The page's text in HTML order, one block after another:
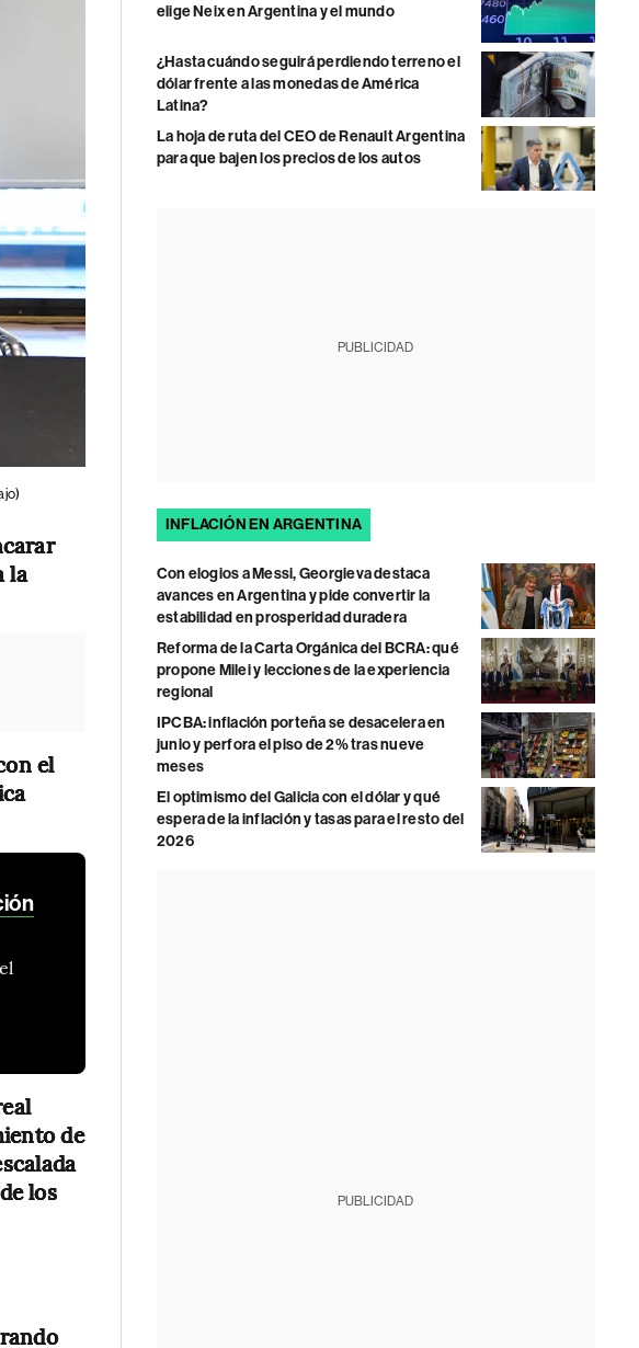
la
el
de
los
elige Neix en Argentina y el mundo
¿Hasta cuándo seguirá perdiendo terreno el
dólar frente a las monedas de América
Latina?
La hoja de ruta del CEO de Renault Argentina
para que bajen los precios de los autos
PUBLICIDAD
INFLACIÓN EN ARGENTINA
Con elogios a Messi, Georgieva destaca
avances en Argentina y pide convertir la
estabilidad en prosperidad duradera
Reforma de la Carta Orgánica del BCRA: qué
propone Milei y lecciones de la experiencia
regional
IPCBA: inflación porteña se desacelera en
junio y perfora el piso de 2% tras nueve
meses
El optimismo del Galicia con el dólar y qué
espera de la inflación y tasas para el resto del
2026
PUBLICIDAD